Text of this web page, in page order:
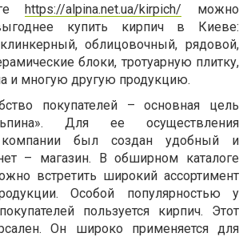
https://alpina.net.ua/kirpich/ можно
купить кирпич в Киеве:
облицовочный, рядовой,
блоки, тротуарную плитку,
и многую другую продукцию.
покупателей – основная цель
Для ее осуществления
компании был создан удобный и
– магазин. В обширном каталоге
встретить широкий ассортимент
Особой популярностью у
пользуется кирпич. Этот
Он широко применяется для